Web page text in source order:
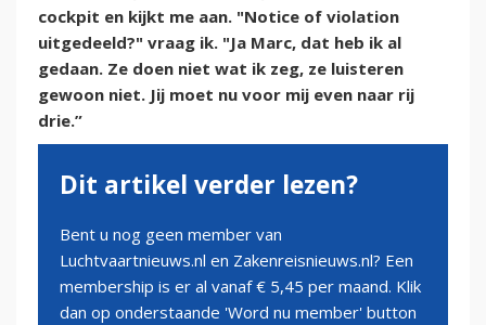
cockpit en kijkt me aan. "Notice of violation
uitgedeeld?" vraag ik. "Ja Marc, dat heb ik al
gedaan. Ze doen niet wat ik zeg, ze luisteren
gewoon niet. Jij moet nu voor mij even naar rij
drie.”
Dit artikel verder lezen?
Bent u nog geen member van
Luchtvaartnieuws.nl en Zakenreisnieuws.nl? Een
membership is er al vanaf € 5,45 per maand. Klik
dan op onderstaande 'Word nu member' button